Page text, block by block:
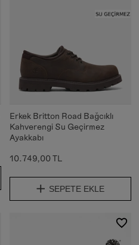
Erkek Britton Road Bağcıklı
Kahverengi Su Geçirmez
Ayakkabı
10.749,00 TL
SEPETE EKLE